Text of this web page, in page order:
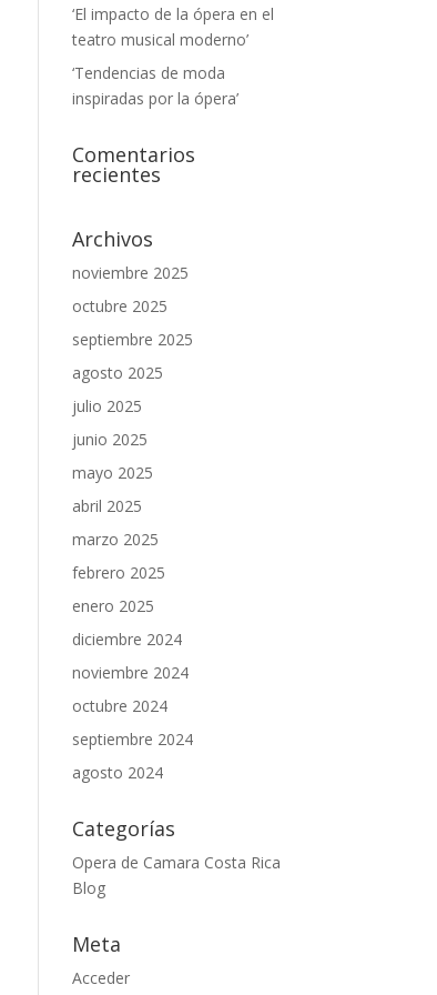
‘El impacto de la ópera en el
teatro musical moderno’
‘Tendencias de moda
inspiradas por la ópera’
Comentarios
recientes
Archivos
noviembre 2025
octubre 2025
septiembre 2025
agosto 2025
julio 2025
junio 2025
mayo 2025
abril 2025
marzo 2025
febrero 2025
enero 2025
diciembre 2024
noviembre 2024
octubre 2024
septiembre 2024
agosto 2024
Categorías
Opera de Camara Costa Rica
Blog
Meta
Acceder